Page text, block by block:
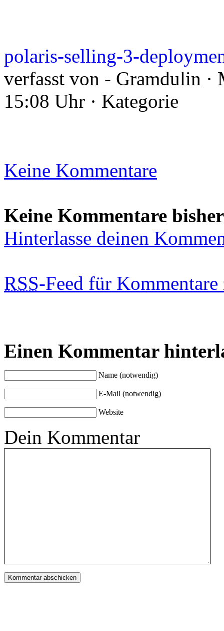
polaris-selling-3-
verfasst von - Gramdulin
15:08 Uhr · Kategorie
Keine Kommentare
Keine Kommentare bisher
Hinterlasse deinen
RSS-Feed für
Einen Kommentar
Name (notwendig)
E-Mail (notwendig)
Website
Dein Kommentar